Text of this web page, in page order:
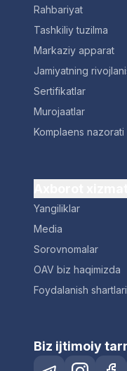
Rahbariyat
Tashkiliy tuzilma
Markaziy apparat
Jamiyatning
Sertifikatlar
Murojaatlar
Komplaens nazorati
Yangiliklar
Media
Sorovnomalar
OAV biz haqimizda
Foydalanish shartlari
Biz ijtimoiy